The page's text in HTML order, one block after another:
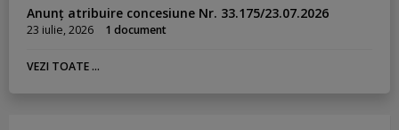
Anunț atribuire concesiune Nr. 33.175/23.07.2026
23 iulie, 2026 1 document
VEZI TOATE ...